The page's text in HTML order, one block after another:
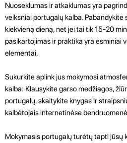
Nuoseklumas ir atkaklumas yra
veiksniai portugalų kalba. Pabandykite
kiekvieną dieną, net jei tai tik 15-20
pasikartojimas ir praktika yra esminiai
elementai.
Sukurkite aplink jus mokymosi
kalba: Klausykite garso medžiagos,
portugalų, skaitykite knygas ir
kalbėtojais internetinėse
Mokymasis portugalų turėtų tapti jūsų